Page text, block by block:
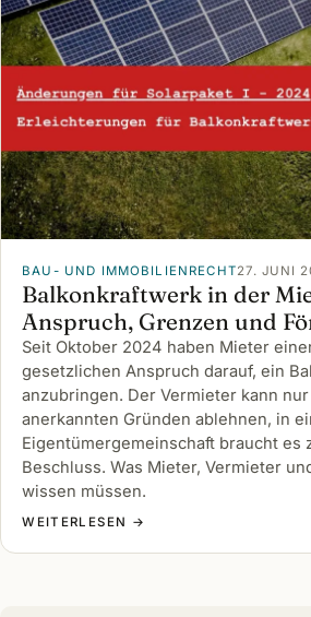
BAU- UND IMMOBILIENRECHT27. JUNI
Balkonkraftwerk in der
Anspruch, Grenzen und
Seit Oktober 2024 haben Mieter
gesetzlichen Anspruch darauf, ein
anzubringen. Der Vermieter kann
anerkannten Gründen ablehnen, in
Eigentümergemeinschaft braucht es
Beschluss. Was Mieter, Vermieter
wissen müssen.
WEITERLESEN →